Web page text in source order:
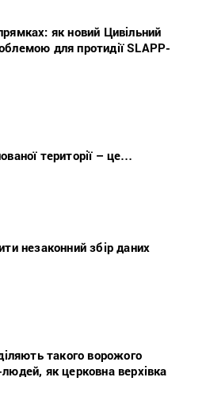
як новий Цивільний
для протидії SLAPP-
території – це…
незаконний збір даних
такого ворожого
як церковна верхівка